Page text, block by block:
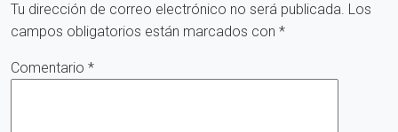
Tu dirección de correo electrónico no será publicada. Los
campos obligatorios están marcados con *
Comentario *